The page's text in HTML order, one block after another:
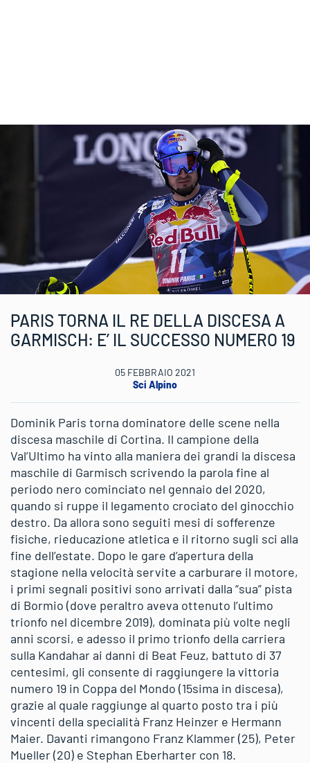
PARIS TORNA IL RE DELLA DISCESA A
GARMISCH: E’ IL SUCCESSO NUMERO 19
05 FEBBRAIO 2021
Sci Alpino
Dominik Paris torna dominatore delle scene nella
discesa maschile di Cortina. Il campione della
Val’Ultimo ha vinto alla maniera dei grandi la discesa
maschile di Garmisch scrivendo la parola fine al
periodo nero cominciato nel gennaio del 2020,
quando si ruppe il legamento crociato del ginocchio
destro. Da allora sono seguiti mesi di sofferenze
fisiche, rieducazione atletica e il ritorno sugli sci alla
fine dell’estate. Dopo le gare d’apertura della
stagione nella velocità servite a carburare il motore,
i primi segnali positivi sono arrivati dalla “sua” pista
di Bormio (dove peraltro aveva ottenuto l’ultimo
trionfo nel dicembre 2019), dominata più volte negli
anni scorsi, e adesso il primo trionfo della carriera
sulla Kandahar ai danni di Beat Feuz, battuto di 37
centesimi, gli consente di raggiungere la vittoria
numero 19 in Coppa del Mondo (15sima in discesa),
grazie al quale raggiunge al quarto posto tra i più
vincenti della specialità Franz Heinzer e Hermann
Maier. Davanti rimangono Franz Klammer (25), Peter
Mueller (20) e Stephan Eberharter con 18.